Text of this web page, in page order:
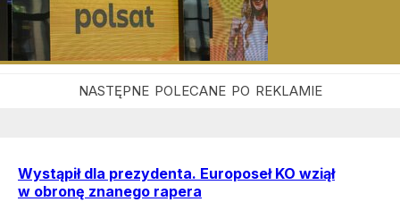
Wystąpił dla prezydenta. Europoseł KO wziął
w obronę znanego rapera